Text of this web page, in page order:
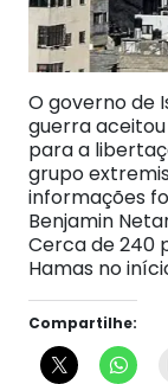
O governo de
guerra
para a
grupo
informações
Benjamin
Cerca de 240
Hamas no
Compartilhe: